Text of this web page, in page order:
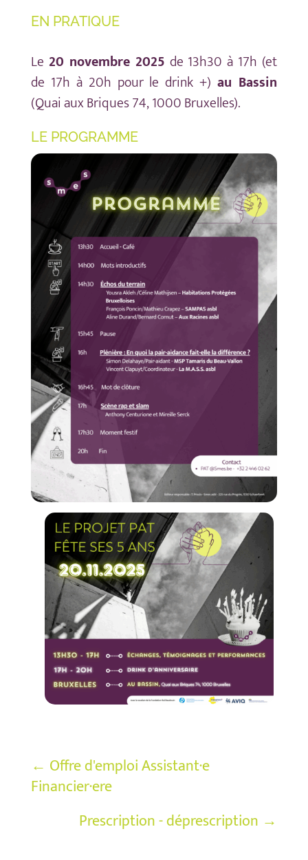
EN PRATIQUE
Le 20 novembre 2025 de 13h30 à 17h (et
de 17h à 20h pour le drink +)au Bassin
(Quai aux Briques 74, 1000 Bruxelles).
LE PROGRAMME
← Offre d'emploi Assistant·e
Financier·ere
Prescription - déprescription →